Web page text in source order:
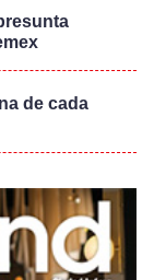
de cada